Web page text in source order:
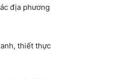
địa phương
thiết thực